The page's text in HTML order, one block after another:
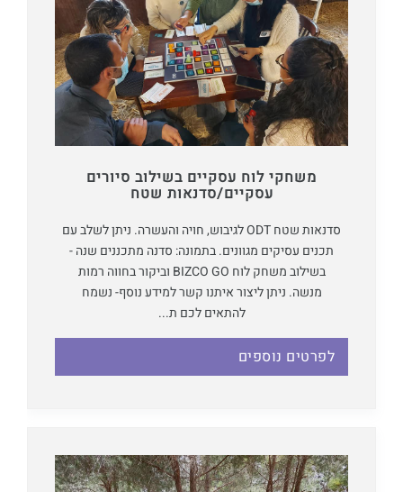
משחקי לוח עסקיים בשילוב סיורים
עסקיים/סדנאות שטח
סדנאות שטח ODT לגיבוש, חויה והעשרה. ניתן לשלב עם
תכנים עסיקים מגוונים. בתמונה: סדנה מתכננים שנה -
בשילוב משחק לוח BIZCO GO וביקור בחווה רמות
מנשה. ניתן ליצור איתנו קשר למידע נוסף- נשמח
להתאים לכם ת...
לפרטים נוספים